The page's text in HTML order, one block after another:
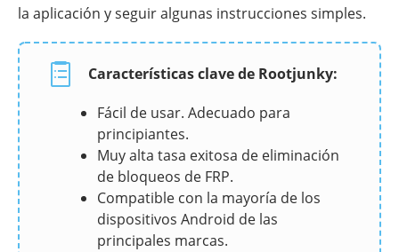
la aplicación y seguir algunas instrucciones simples.
Características clave de Rootjunky:
Fácil de usar. Adecuado para
principiantes.
Muy alta tasa exitosa de eliminación
de bloqueos de FRP.
Compatible con la mayoría de los
dispositivos Android de las
principales marcas.